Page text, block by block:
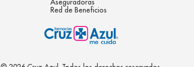
Aseguradoras
Red de Beneficios